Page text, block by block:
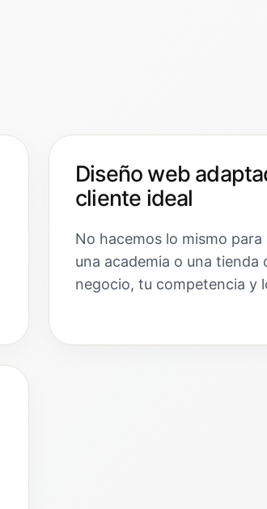
Diseño web
cliente ideal
No hacemos lo mismo
una academia o una
negocio, tu competencia y